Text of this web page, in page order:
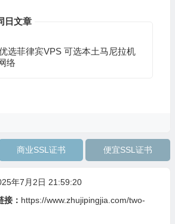
日文章
选菲律宾VPS 可选本土马尼拉机
络
商业SSL证书 便宜SSL证书
年7月2日 21:59:20
： https://www.zhujipingjia.com/two-